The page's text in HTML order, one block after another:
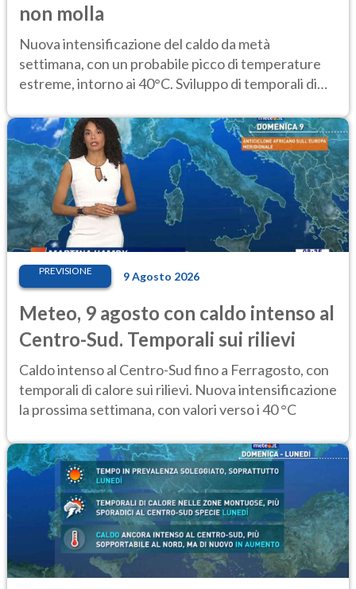
non molla
Nuova intensificazione del caldo da metà
settimana, con un probabile picco di temperature
estreme, intorno ai 40°C. Sviluppo di temporali di
PREVISIONE 9 Agosto 2026
Meteo, 9 agosto con caldo intenso al
Centro-Sud. Temporali sui rilievi
Caldo intenso al Centro-Sud fino a Ferragosto, con
temporali di calore sui rilievi. Nuova intensificazione
la prossima settimana, con valori verso i 40 °C